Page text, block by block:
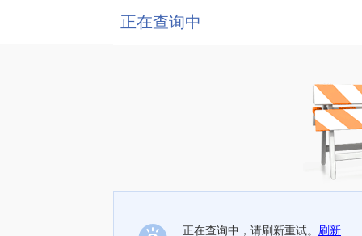
正在查询中
正在查询中，请刷新重试。 刷新